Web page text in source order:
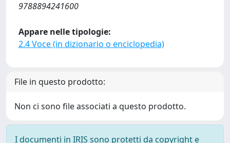
9788894241600
Appare nelle tipologie:
2.4 Voce (in dizionario o enciclopedia)
File in questo prodotto:
Non ci sono file associati a questo prodotto.
I documenti in IRIS sono protetti da copyright e